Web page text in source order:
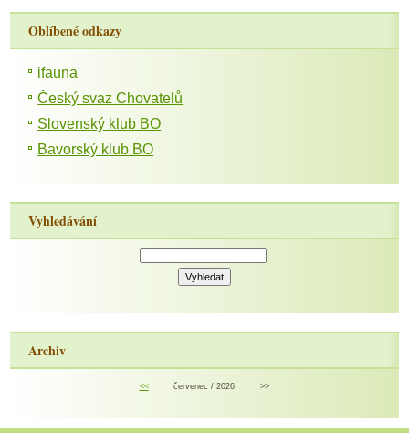
Oblíbené odkazy
ifauna
Český svaz Chovatelů
Slovenský klub BO
Bavorský klub BO
Vyhledávání
Archiv
<< červenec / 2026 >>